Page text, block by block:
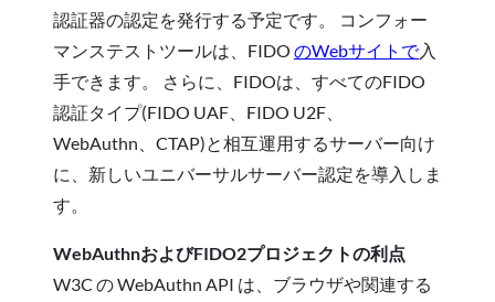
認証器の認定を発行する予定です。 コンフォー
マンステストツールは、FIDO のWebサイトで入
手できます。 さらに、FIDOは、すべてのFIDO
認証タイプ(FIDO UAF、FIDO U2F、
WebAuthn、CTAP)と相互運用するサーバー向け
に、新しいユニバーサルサーバー認定を導入しま
す。
WebAuthnおよびFIDO2プロジェクトの利点
W3C の WebAuthn API は、ブラウザや関連する